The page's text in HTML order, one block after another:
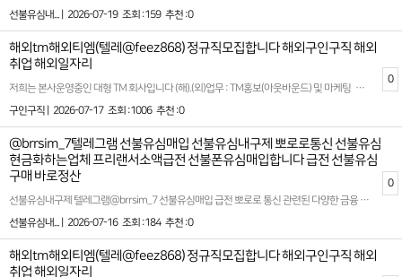
선불유심내... |
2026-07-19 조회 :159 추천 :0
해외tm해외티엠(텔레@feez868) 정규직모집합니다 해외구인구직 해외
취업 해외일자리
저희는 본사운영중인 대형 TM 회사입니다 (해).(외)업무 : TM홍보(아웃바운드) 및 마케팅 회원관리 업무입니다.성별 : 무관나이 : 무관근무시간 : am07:00~pm02:00 (공휴일,빨간날 휴무 설 연휴 보너스 지급)일당: 주급으로드립니다***티켓 지원 및 비자비용 지원, 식사 및 기본 생필품 지원, 최우수 사원 보너스지급***+++의미없는 과대포장 안합니다, 이바닥 뭐니뭐니해도 안전이 중요하다고 생각합니다.일해보시고 적성에 안맞아서 가시는거면 말리지는 않습니만이왕오시는거면 너무 가볍게 생각안하셨으면 좋겠고, 장기적으로 손잡고 일할 수 있는분이셨으면 하는 바램입니다."""기본적으로 돈쓸일 없습니다 본인이 여자,도박,술 에 빠지지않는이상여러방법으로 시스템이 있기때문에 무조건 수익납니다 !!!"""텔레그램 @feez868성별무관 친구랑 동반가능 커플동반가능 개인&팀가능 전부환영입니다!!!글 캡쳐후 상담문의 주시면 빠른 상담 가능합니다.https://t.me/feez868#고수익 #콜직원 #텔레마케팅 #해외티엠 #돈 #머니 #해외구인 #숙식제공 #해외여행 #해외 #해외tm #해외일자리 #구인 #고수익알바 #구인 #구직 #머니박스 #외국일자리 #해외업무 #계약직 #돈 #부산 #금수저 #돈스타그램 #재테크 #콜센터 #일하자 #20대일자리 #직장 #돈많은백수가되고싶다 #30대 #취준생 #취업준비 #백수 #백조 #인생역전 #30대일자리 #40대일자리 #돈버는방법 #1억 #월천만 #수입차 #사무직
구인구직 |
2026-07-17 조회 :1006 추천 :0
0
@brrsim_7텔레그램 선불유심매입 선불유심내구제 뽀로로통신 선불유심
현금화하는업체 프리랜서소액급전 선불폰유심매입합니다 급전 선불유심
구매 바로정산
선불유심내구제 텔레그램@brrsim_7 선불유심매입 급전 뽀로로 통신 관련된 다양한 금융 서비스를 제공하는 뽀로로 통신은 대학생 및 급전이 필요한 분들에게 빠른 소액 대출 옵션을 제안합니다. 선불유심구매 시간을 절약하고 간편하게 자금을 마련할 수 있는 선불 유심 내구제를 통해 학생들도 부담 없이 활용할 수 있는 방법이 제공됩니다 급작스럽게 필요한 자금이 생겼을 때, 무심사 소액 급전을 지원하며 신뢰할 수 있는 대출 환경을 제시합니다. 급전이 필요한 순간, 믿을 만한 대출 업체를 찾는 것이 중요합니다 이런 점에서 뽀로로 통신은 빠르고 간단한 절차로 지급 가능한 서비스로 안정적이고 신속한 금융 솔루션을 제공합니다 선불유심내구제 뽀로로 통신 안심업체 많은 분들이 금융 문제로 고민을 느끼는 가운데 뽀로로 통신은 고객의 입장에서 최적화된 대출 방안을 마련하며 특히 대학생, 소액 대출을 원하는 이들에게 실질적인 도움이 됩니다 선불 유심 서비스를 통해 신용에 큰 영향을 미치지 않으면서 필요한 금액을 받는 것이 가능하며, 적절한 상환 계획으로 이용자들의 부담을 최소화합니다. 제공되는 서비스는 하루 안에 소액의 금전을 확보할 수 있는 시스템으로 설계되어, 예상치 못한 지출이나 긴급 상황에서도 유용하게 활용 가능합니다 또한 많은 분들이 급전에 대해 고민하며 정보를 찾아보는 만큼, 추천할 만한 소액 급전 빌리는 곳의 기준은 여러 가지가 있습니다. 안정성과 신뢰도를 기본으로 하고, 심사가 간편하면서도 높은 승인율을 자랑하는 서비스를 찾는 것이 핵심입니다. 뽀로로 통신은 이러한 기준을 충족시키며 고객 맞춤형 금융 솔루션을 제공합니다. 다양한 상황에 맞는 플랜을 고민 없이 선택할 수 있도록 소비자 보호를 최우선으로 고려하여 설계된 이 시스템은 많은 사람들에게 긍정적인 평가를 받고 있습니다. 급히 금전적 지원이 필요하거나 갑작스러운 상황에서 용이하게 활용할 수 있는 방안을 찾고 계신다면, 선불 유심 내구제와 소액 대출 등의 맞춤형 서비스를 고민해 볼 수 있습니다. 고객 만족 중심의 운영 체계와 함께, 지루한 기다림 없이 효율적인 절차를 통해 이용자들에게 최상의 만족감을 제공합니다 확실한 파트너와 함께하세요 시간 낭비와 신용 하락을 막는 가장 좋은 방법은 처음부터 제대로 된 전문가를 만나는 것입니다 홈페이지: https://brrsim77.isweb.co.kr 홈페이지: https://litt.ly/brrsim7
선불유심내... |
2026-07-16 조회 :184 추천 :0
0
해외tm해외티엠(텔레@feez868) 정규직모집합니다 해외구인구직 해외
취업 해외일자리